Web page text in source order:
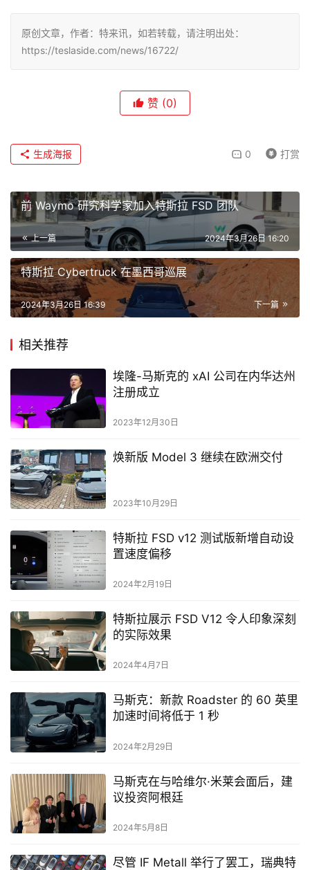
原创文章，作者：特来讯，如若转载，请注明出处：
https://teslaside.com/news/16722/
赞 (0)
0 打赏
生成海报
前 Waymo 研究科学家加入特斯拉 FSD 团队
上一篇 2024年3月26日 16:20
特斯拉 Cybertruck 在墨西哥巡展
下一篇
2024年3月26日 16:39
相关推荐
埃隆-马斯克的 xAI 公司在内华达州
注册成立
2023年12月30日
焕新版 Model 3 继续在欧洲交付
2023年10月29日
特斯拉 FSD v12 测试版新增自动设
置速度偏移
2024年2月19日
特斯拉展示 FSD V12 令人印象深刻
的实际效果
2024年4月7日
马斯克：新款 Roadster 的 60 英里
加速时间将低于 1 秒
2024年2月29日
马斯克在与哈维尔·米莱会面后，建
议投资阿根廷
2024年5月8日
尽管 IF Metall 举行了罢工，瑞典特